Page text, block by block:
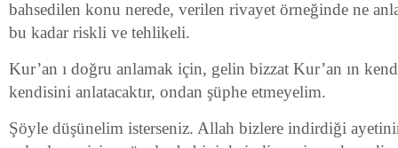
bahsedilen konu nerede, verilen rivayet örneğinde ne
bu kadar riskli ve tehlikeli.
Kur’an ı doğru anlamak için, gelin bizzat Kur’an ın
kendisini anlatacaktır, ondan şüphe etmeyelim.
Şöyle düşünelim isterseniz. Allah bizlere indirdiği